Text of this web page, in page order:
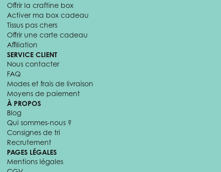
Offrir la craftine box
Activer ma box cadeau
Tissus pas chers
Offrir une carte cadeau
Affiliation
SERVICE CLIENT
Nous contacter
FAQ
Modes et frais de livraison
Moyens de paiement
À PROPOS
Blog
Qui sommes-nous ?
Consignes de tri
Recrutement
PAGES LÉGALES
Mentions légales